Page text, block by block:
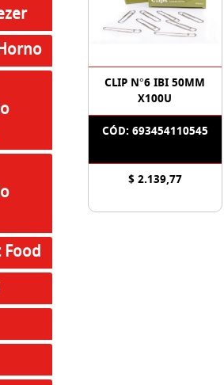
Food
CLIP N°6 IBI 50MM
X100U
CÓD: 693454110545
$ 2.139,77